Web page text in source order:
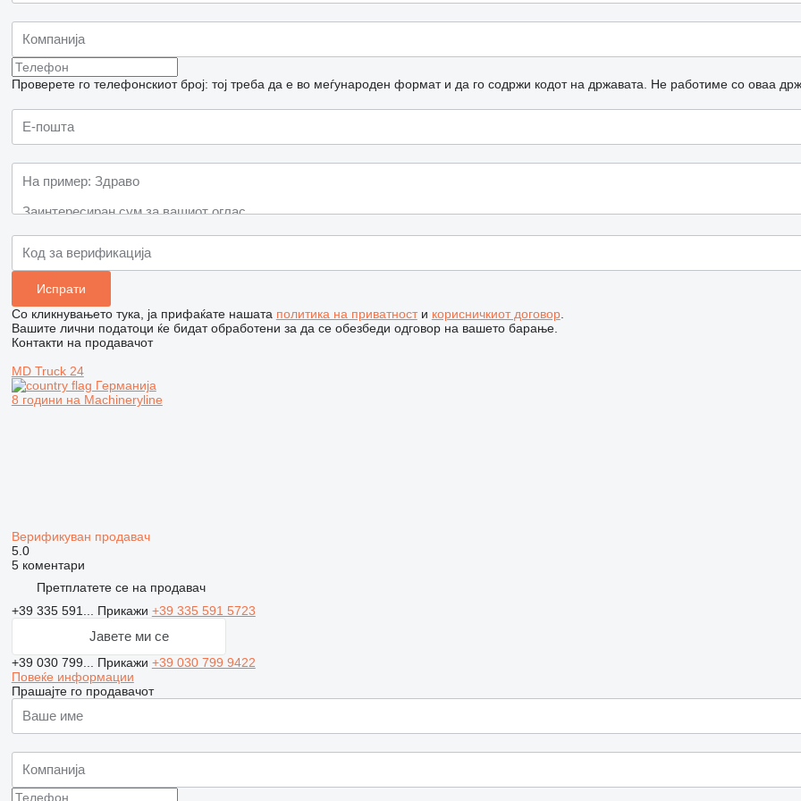
Проверете го телефонскиот број: тој треба да е во меѓународен формат и да го содржи кодот на државата. Не работиме со оваа
Со кликнувањето тука, ја прифаќате нашата политика на приватности корисничкиот договор.
Вашите лични податоци ќе бидат обработени за да се обезбеди одговор на вашето барање.
Контакти на продавачот
MD Truck 24
Германија
8 години на Machineryline
Верификуван продавач
5.0
5 коментари
Претплатете се на продавач
+39 335 591... Прикажи +39 335 591 5723
Јавете ми се
+39 030 799... Прикажи +39 030 799 9422
Повеќе информации
Прашајте го продавачот